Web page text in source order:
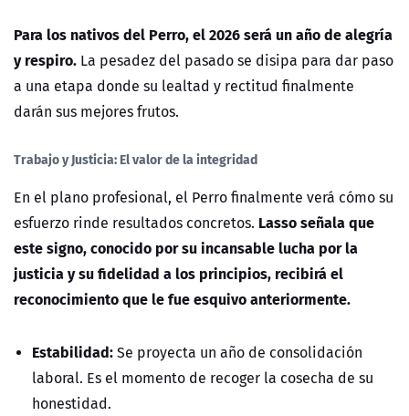
Para los nativos del Perro, el 2026 será un año de alegría
y respiro. La pesadez del pasado se disipa para dar paso
a una etapa donde su lealtad y rectitud finalmente
darán sus mejores frutos.
Trabajo y Justicia: El valor de la integridad
En el plano profesional, el Perro finalmente verá cómo su
esfuerzo rinde resultados concretos. Lasso señala que
este signo, conocido por su incansable lucha por la
justicia y su fidelidad a los principios, recibirá el
reconocimiento que le fue esquivo anteriormente.
Estabilidad:Se proyecta un año de consolidación
laboral. Es el momento de recoger la cosecha de su
honestidad.